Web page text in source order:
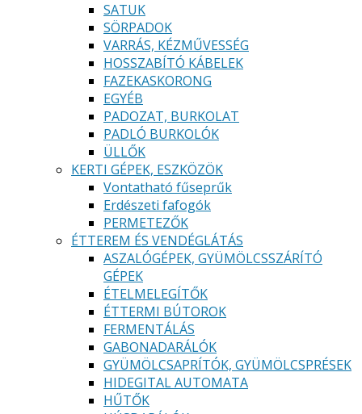
SATUK
SÖRPADOK
VARRÁS, KÉZMŰVESSÉG
HOSSZABÍTÓ KÁBELEK
FAZEKASKORONG
EGYÉB
PADOZAT, BURKOLAT
PADLÓ BURKOLÓK
ÜLLŐK
KERTI GÉPEK, ESZKÖZÖK
Vontatható fűseprűk
Erdészeti fafogók
PERMETEZŐK
ÉTTEREM ÉS VENDÉGLÁTÁS
ASZALÓGÉPEK, GYÜMÖLCSSZÁRÍTÓ
GÉPEK
ÉTELMELEGÍTŐK
ÉTTERMI BÚTOROK
FERMENTÁLÁS
GABONADARÁLÓK
GYÜMÖLCSAPRÍTÓK, GYÜMÖLCSPRÉSEK
HIDEGITAL AUTOMATA
HŰTŐK